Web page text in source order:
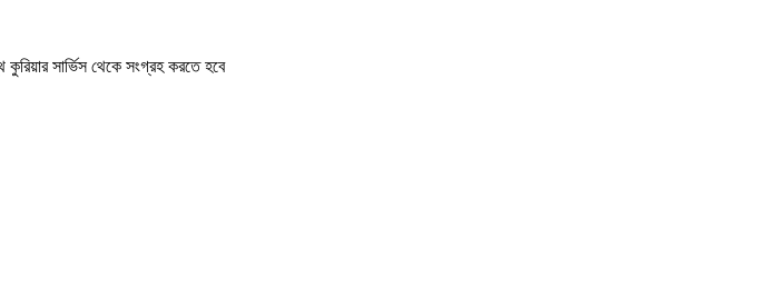
সার্ভিস থেকে সংগ্রহ করতে হবে